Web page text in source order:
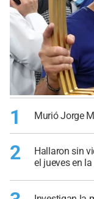
1 Murió Jorge
2
Hallaron sin
el jueves en